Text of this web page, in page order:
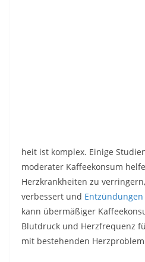
heit ist komplex. Einige
moderater Kaffeekonsum
Herzkrankheiten zu
verbessert und Entzündungen
kann übermäßiger
Blutdruck und Herzfrequenz
mit bestehenden